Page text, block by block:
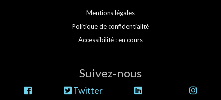
Mentions légales
Politique de confidentialité
Accessibilité : en cours
Suivez-nous
Twitter